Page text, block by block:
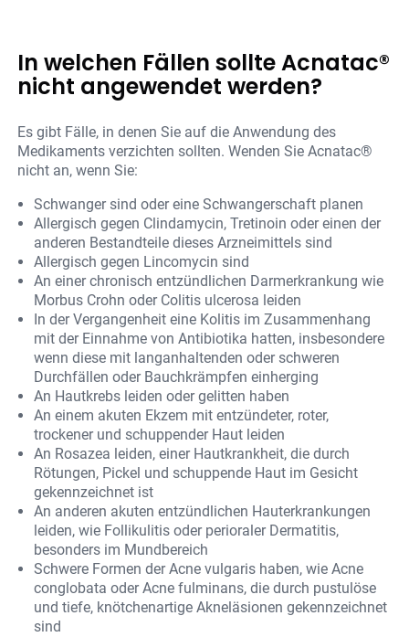
In welchen Fällen sollte Acnatac®
nicht angewendet werden?
Es gibt Fälle, in denen Sie auf die Anwendung des
Medikaments verzichten sollten. Wenden Sie Acnatac®
nicht an, wenn Sie:
Schwanger sind oder eine Schwangerschaft planen
Allergisch gegen Clindamycin, Tretinoin oder einen der
anderen Bestandteile dieses Arzneimittels sind
Allergisch gegen Lincomycin sind
An einer chronisch entzündlichen Darmerkrankung wie
Morbus Crohn oder Colitis ulcerosa leiden
In der Vergangenheit eine Kolitis im Zusammenhang
mit der Einnahme von Antibiotika hatten, insbesondere
wenn diese mit langanhaltenden oder schweren
Durchfällen oder Bauchkrämpfen einherging
An Hautkrebs leiden oder gelitten haben
An einem akuten Ekzem mit entzündeter, roter,
trockener und schuppender Haut leiden
An Rosazea leiden, einer Hautkrankheit, die durch
Rötungen, Pickel und schuppende Haut im Gesicht
gekennzeichnet ist
An anderen akuten entzündlichen Hauterkrankungen
leiden, wie Follikulitis oder perioraler Dermatitis,
besonders im Mundbereich
Schwere Formen der Acne vulgaris haben, wie Acne
conglobata oder Acne fulminans, die durch pustulöse
und tiefe, knötchenartige Akneläsionen gekennzeichnet
sind